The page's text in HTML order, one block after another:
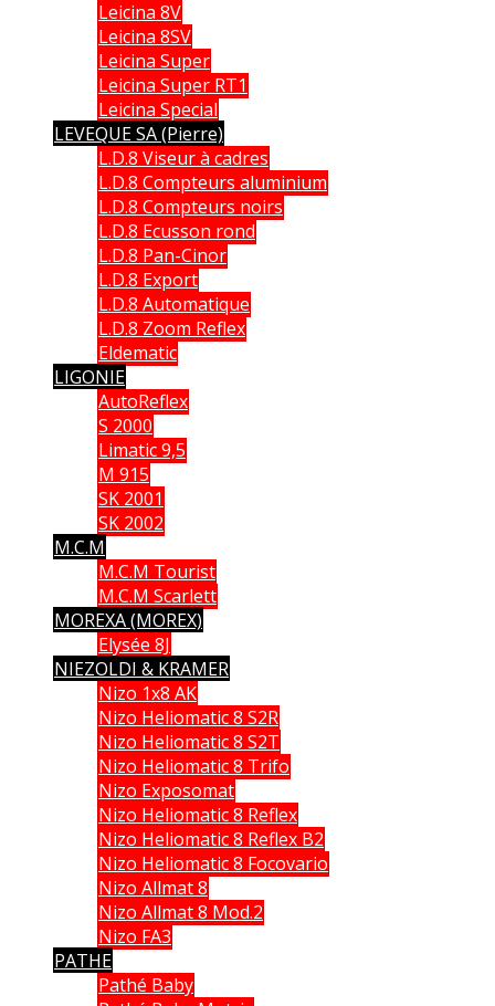
Leicina 8V
Leicina 8SV
Leicina Super
Leicina Super RT1
Leicina Special
LEVEQUE SA (Pierre)
L.D.8 Viseur à cadres
L.D.8 Compteurs aluminium
L.D.8 Compteurs noirs
L.D.8 Ecusson rond
L.D.8 Pan-Cinor
L.D.8 Export
L.D.8 Automatique
L.D.8 Zoom Reflex
Eldematic
LIGONIE
AutoReflex
S 2000
Limatic 9,5
M 915
SK 2001
SK 2002
M.C.M
M.C.M Tourist
M.C.M Scarlett
MOREXA (MOREX)
Elysée 8J
NIEZOLDI & KRAMER
Nizo 1x8 AK
Nizo Heliomatic 8 S2R
Nizo Heliomatic 8 S2T
Nizo Heliomatic 8 Trifo
Nizo Exposomat
Nizo Heliomatic 8 Reflex
Nizo Heliomatic 8 Reflex B2
Nizo Heliomatic 8 Focovario
Nizo Allmat 8
Nizo Allmat 8 Mod.2
Nizo FA3
PATHE
Pathé Baby